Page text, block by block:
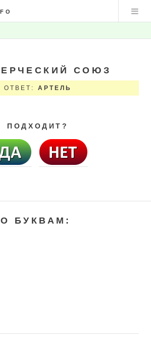
СОЮЗ
ОТВЕТ: АРТЕЛЬ
ПОДХОДИТ?
БУКВАМ: